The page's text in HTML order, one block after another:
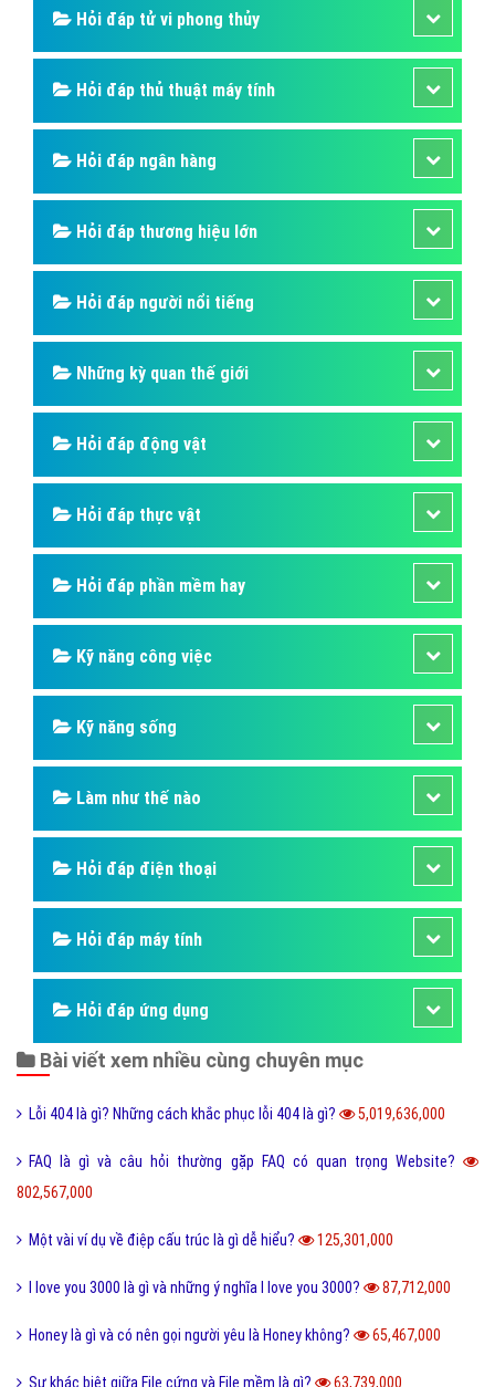
Hỏi đáp tử vi phong thủy
Hỏi đáp thủ thuật máy tính
Hỏi đáp ngân hàng
Hỏi đáp thương hiệu lớn
Hỏi đáp người nổi tiếng
Những kỳ quan thế giới
Hỏi đáp động vật
Hỏi đáp thực vật
Hỏi đáp phần mềm hay
Kỹ năng công việc
Kỹ năng sống
Làm như thế nào
Hỏi đáp điện thoại
Hỏi đáp máy tính
Hỏi đáp ứng dụng
Bài viết xem nhiều cùng chuyên mục
Lỗi 404 là gì? Những cách khắc phục lỗi 404 là gì? 5,019,636,000
FAQ là gì và câu hỏi thường gặp FAQ có quan trọng Website?
802,567,000
Một vài ví dụ về điệp cấu trúc là gì dễ hiểu? 125,301,000
I love you 3000 là gì và những ý nghĩa I love you 3000? 87,712,000
Honey là gì và có nên gọi người yêu là Honey không? 65,467,000
Sự khác biệt giữa File cứng và File mềm là gì? 63,739,000